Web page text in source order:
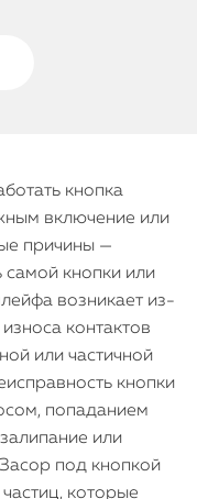
кнопка
включение или
причины —
кнопки или
возникает из-
контактов
или частичной
кнопки
попаданием
или
под кнопкой
которые